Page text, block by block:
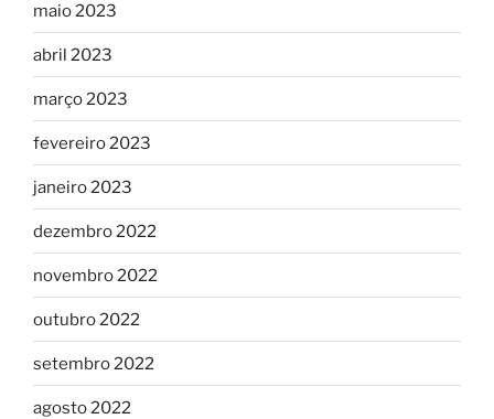
maio 2023
abril 2023
março 2023
fevereiro 2023
janeiro 2023
dezembro 2022
novembro 2022
outubro 2022
setembro 2022
agosto 2022